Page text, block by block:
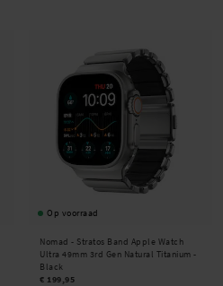
Op voorraad
Nomad - Stratos Band Apple Watch
Ultra 49mm 3rd Gen Natural Titanium -
Black
€ 199,95